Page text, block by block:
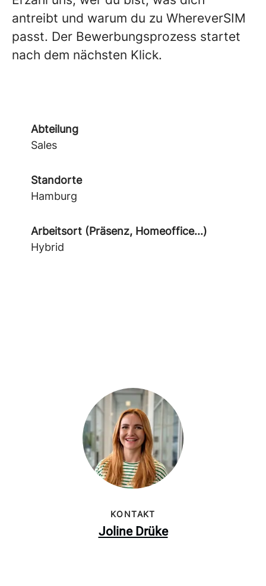
antreibt und warum du zu WhereverSIM
passt. Der Bewerbungsprozess startet
nach dem nächsten Klick.
Abteilung
Sales
Standorte
Hamburg
Arbeitsort (Präsenz, Homeoffice...)
Hybrid
KONTAKT
Joline Drüke